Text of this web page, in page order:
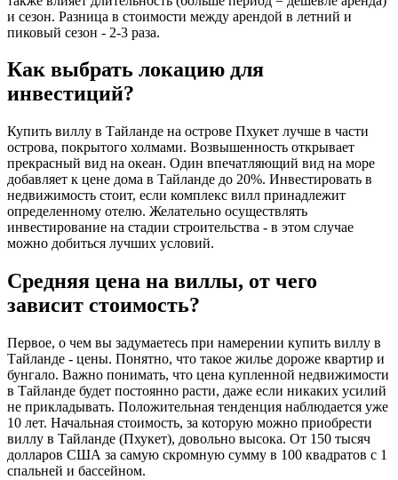
и сезон. Разница в стоимости между арендой в летний и
пиковый сезон - 2-3 раза.
Как выбрать локацию для
инвестиций?
Купить виллу в Тайланде на острове Пхукет лучше в части
острова, покрытого холмами. Возвышенность открывает
прекрасный вид на океан. Один впечатляющий вид на море
добавляет к цене дома в Тайланде до 20%. Инвестировать в
недвижимость стоит, если комплекс вилл принадлежит
определенному отелю. Желательно осуществлять
инвестирование на стадии строительства - в этом случае
можно добиться лучших условий.
Средняя цена на виллы, от чего
зависит стоимость?
Первое, о чем вы задумаетесь при намерении купить виллу в
Тайланде - цены. Понятно, что такое жилье дороже квартир и
бунгало. Важно понимать, что цена купленной недвижимости
в Тайланде будет постоянно расти, даже если никаких усилий
не прикладывать. Положительная тенденция наблюдается уже
10 лет. Начальная стоимость, за которую можно приобрести
виллу в Тайланде (Пхукет), довольно высока. От 150 тысяч
долларов США за самую скромную сумму в 100 квадратов с 1
спальней и бассейном.